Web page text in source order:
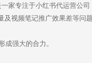
家专注于小红书代运营公
视频笔记推广效果差等问题
强大的合力。